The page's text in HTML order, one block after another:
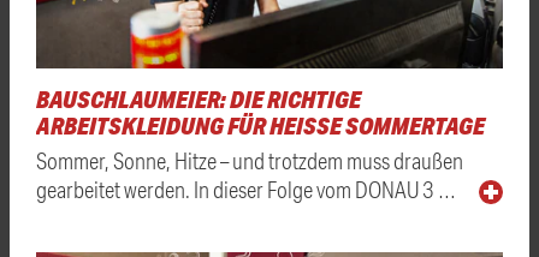
BAUSCHLAUMEIER: DIE RICHTIGE
ARBEITSKLEIDUNG FÜR HEISSE SOMMERTAGE
Sommer, Sonne, Hitze – und trotzdem muss draußen
gearbeitet werden. In dieser Folge vom DONAU 3 …